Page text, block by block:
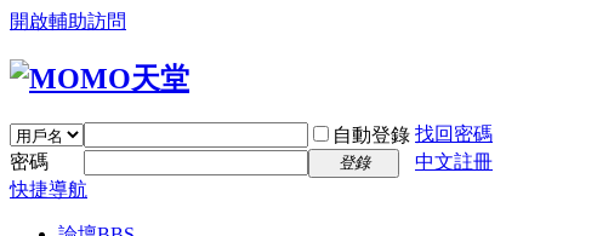
開啟輔助訪問
自動登錄 找回密碼
密碼
登錄
中文註冊
快捷導航